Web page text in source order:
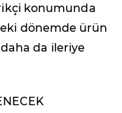
konumunda
dönemde ürün
da ileriye